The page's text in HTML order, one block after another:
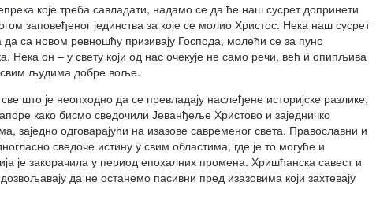
које треба савладати, надамо се да ће наш сусрет допринети
заповеђеног јединства за које се молио Христос. Нека наш сусрет
са новом ревношћу призивају Господа, молећи се за пуно
Нека он – у свету који од нас очекује не само речи, већ и опипљива
људима добре воље.
је неопходно да се превладају наслеђене историјске разлике,
како бисмо сведочили Јеванђеље Христово и заједничко
заједно одговарајући на изазове савременог света. Православни и
сведоче истину у свим областима, где је то могуће и
је закорачила у период епохалних промена. Хришћанска савест и
да не останемо пасивни пред изазовима који захтевају